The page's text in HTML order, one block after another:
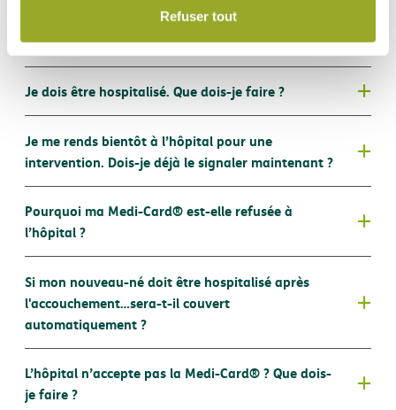
Refuser tout
À quoi sert la Medi-Card® ?
®
DKV Assistance
l’application
®
AssurPharma
Je dois être hospitalisé. Que dois-je faire ?
®
Avez-vous bien payé votre prime d'assurance à temps
?
L’hôpital accepte-t-il la Medi-Card
? Vous trouverez
la liste complète de ces hôpitaux
Je me rends bientôt à l’hôpital pour une
intervention. Dois-je déjà le signaler maintenant ?
®
Pourquoi ma Medi-Card® est-elle refusée à
l’hôpital ?
Il reste peut-être une prime non payée
Votre police d’assurance n’est plus valable
Les frais refusés lors d’une précédente admission n’ont
pas encore été remboursés
Si mon nouveau-né doit être hospitalisé après
l'accouchement…sera-t-il couvert
automatiquement ?
L’hôpital n’accepte pas la Medi-Card® ? Que dois-
je faire ?